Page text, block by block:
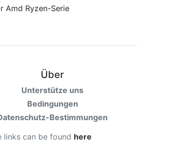
Über
Unterstütze uns
Bedingungen
Bestimmungen
links can be found here